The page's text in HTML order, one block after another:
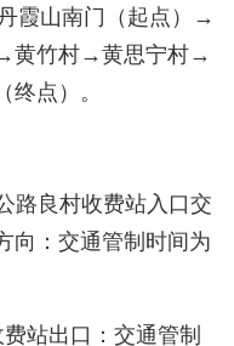
霞山南门（起点）→
黄竹村→黄思宁村→
点）。
路良村收费站入口交
向：交通管制时间为
站出口：交通管制